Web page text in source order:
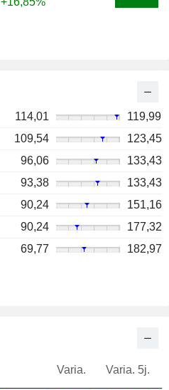
114,01
119,99
109,54
123,45
96,06
133,43
93,38
133,43
90,24
151,16
90,24
177,32
69,77 182,97
Varia. Varia. 5j.